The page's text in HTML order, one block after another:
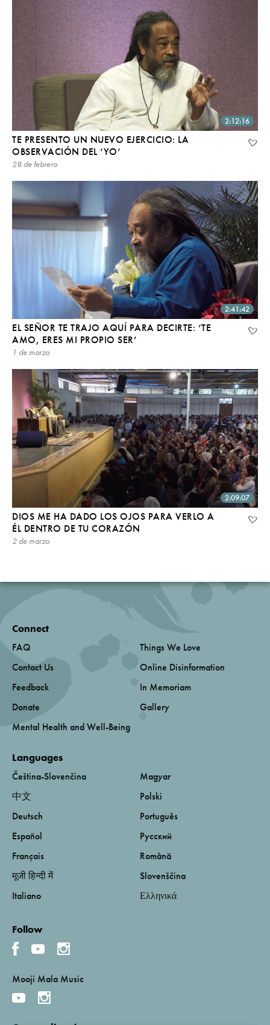
2:12:16
TE PRESENTO UN NUEVO EJERCICIO: LA
OBSERVACIÓN DEL ‘YO’
28 de febrero
2:41:42
EL SEÑOR TE TRAJO AQUÍ PARA DECIRTE: ‘TE
AMO, ERES MI PROPIO SER’
1 de marzo
2:09:07
DIOS ME HA DADO LOS OJOS PARA VERLO A
ÉL DENTRO DE TU CORAZÓN
2 de marzo
Connect
FAQ
Contact Us
Feedback
Donate
Mental Health and Well-Being
Things We Love
Online Disinformation
In Memoriam
Gallery
Languages
Čeština-Slovenčina
中文
Deutsch
Español
Français
मूजी हिन्दी में
Italiano
Magyar
Polski
Português
Русский
Română
Slovenščina
Ελληνικά
Follow
Mooji Mala Music